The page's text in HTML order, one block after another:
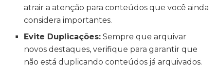
atrair a atenção para conteúdos que você ainda
considera importantes.
Evite Duplicações: Sempre que arquivar
novos destaques, verifique para garantir que
não está duplicando conteúdos já arquivados.